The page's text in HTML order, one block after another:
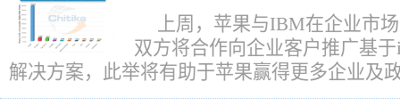
上周，苹果与IBM在企业市
双方将合作向企业客户推广基于
解决方案，此举将有助于苹果赢得更多企业及